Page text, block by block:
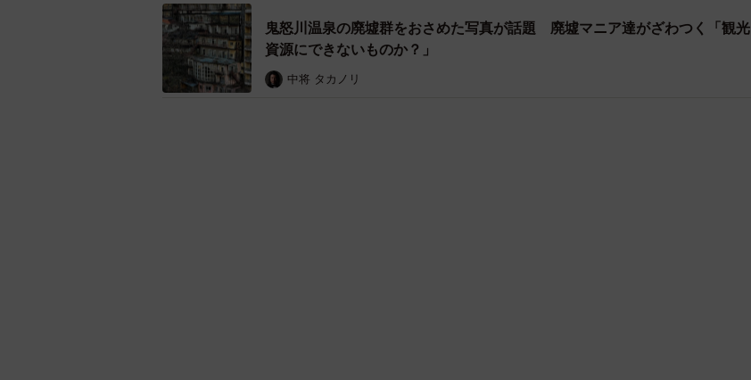
また、各施設名でのTwitter投稿数を集計した「全国サウナ施設ランキング」では、ドラマ
『サ道』のロケ地である「サウナ&カプセルホテル北欧（東京都）」（4万8732件）が前回
のランク外から1位に。次いで、2位「サウナ&ホテルかるまる池袋（東京都）」（2万6484
鬼怒川温泉の廃墟群をおさめた写真が話題 廃墟マニア達がざわつく「観光
資源にできないものか？」
中将 タカノリ